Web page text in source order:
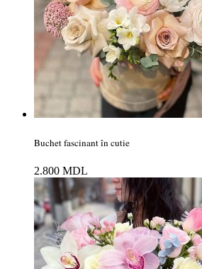
Buchet fascinant în cutie
2.800 MDL